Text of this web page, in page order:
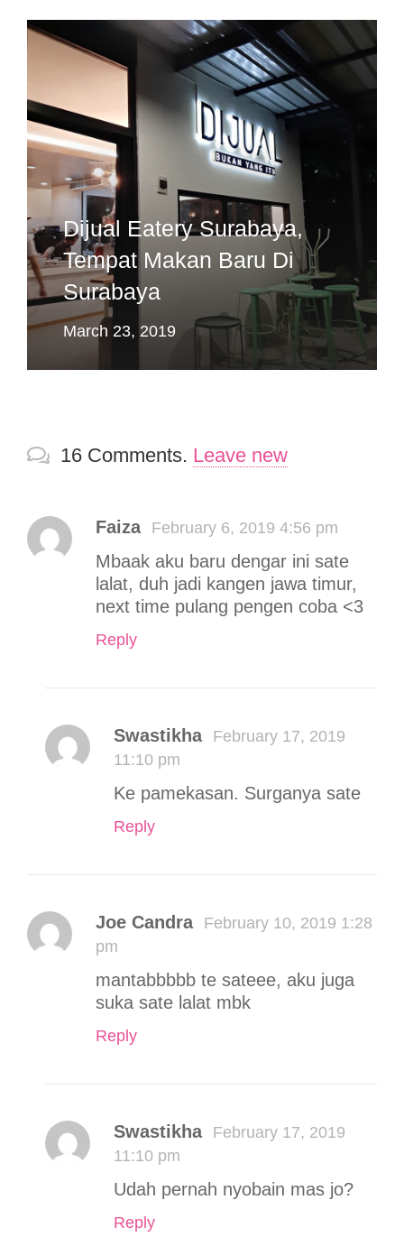
Dijual Eatery Surabaya,
Tempat Makan Baru Di
Surabaya
March 23, 2019
16 Comments. Leave new
Faiza February 6, 2019 4:56 pm
Mbaak aku baru dengar ini sate
lalat, duh jadi kangen jawa timur,
next time pulang pengen coba <3
Reply
Swastikha
February 17, 2019
11:10 pm
Ke pamekasan. Surganya sate
Reply
Joe Candra
February 10, 2019 1:28
pm
mantabbbbb te sateee, aku juga
suka sate lalat mbk
Reply
Swastikha
February 17, 2019
11:10 pm
Udah pernah nyobain mas jo?
Reply